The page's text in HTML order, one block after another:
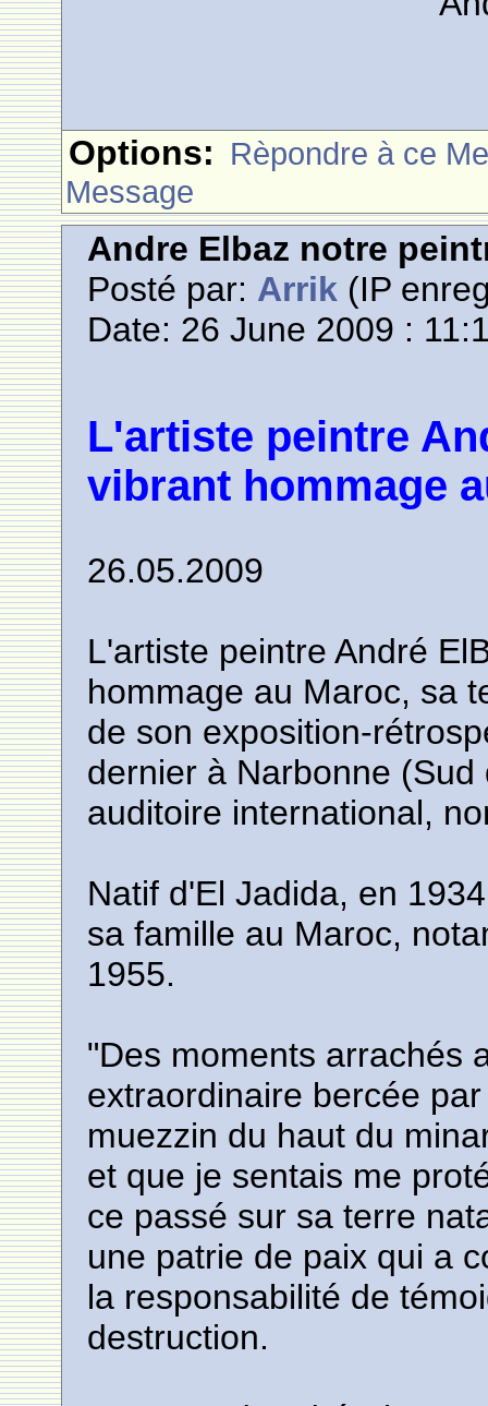
Options: Rèpondre à ce
Message
Andre Elbaz notre
Posté par: Arrik (IP
Date: 26 June 2009 :
L'artiste peintre
vibrant hommage
26.05.2009
L'artiste peintre André
hommage au Maroc, sa
de son exposition-
dernier à Narbonne
auditoire international,
Natif d'El Jadida, en
sa famille au Maroc,
1955.
"Des moments arrachés
extraordinaire bercée
muezzin du haut du
et que je sentais me
ce passé sur sa terre
une patrie de paix qui a
la responsabilité de
destruction.